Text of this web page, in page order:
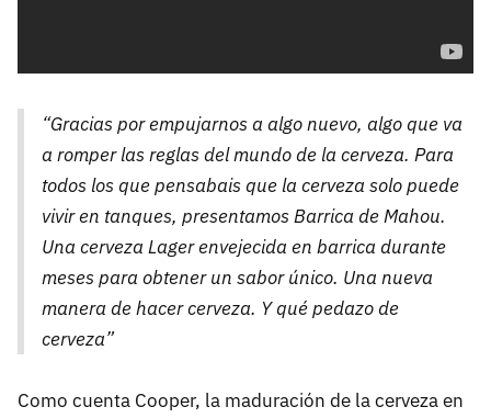
“Gracias por empujarnos a algo nuevo, algo que va
a romper las reglas del mundo de la cerveza. Para
todos los que pensabais que la cerveza solo puede
vivir en tanques, presentamos Barrica de Mahou.
Una cerveza Lager envejecida en barrica durante
meses para obtener un sabor único. Una nueva
manera de hacer cerveza. Y qué pedazo de
cerveza”
Como cuenta Cooper, la maduración de la cerveza en